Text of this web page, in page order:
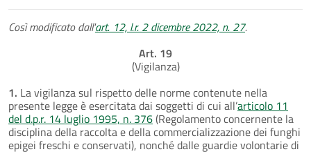
Così modificato dall'art. 12, l.r. 2 dicembre 2022, n. 27.
Art. 19
(Vigilanza)
1. La vigilanza sul rispetto delle norme contenute nella
presente legge è esercitata dai soggetti di cui all’articolo 11
del d.p.r. 14 luglio 1995, n. 376(Regolamento concernente la
disciplina della raccolta e della commercializzazione dei funghi
epigei freschi e conservati), nonché dalle guardie volontarie di